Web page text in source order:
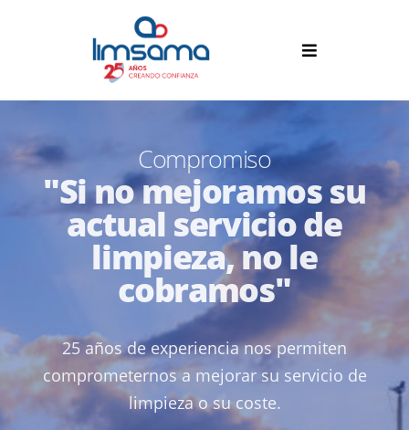
Compromiso
"Si no mejoramos su
actual servicio de
limpieza, no le
cobramos"
25 años de experiencia nos permiten
comprometernos a mejorar su servicio de
limpieza o su coste.